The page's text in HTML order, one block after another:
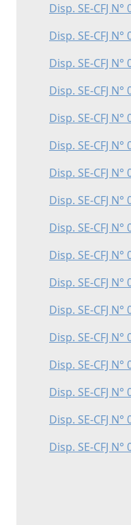
Disp. SE-CFJ N°
Disp. SE-CFJ N°
Disp. SE-CFJ N°
Disp. SE-CFJ N°
Disp. SE-CFJ N°
Disp. SE-CFJ N°
Disp. SE-CFJ N°
Disp. SE-CFJ N°
Disp. SE-CFJ N°
Disp. SE-CFJ N°
Disp. SE-CFJ N°
Disp. SE-CFJ N°
Disp. SE-CFJ N°
Disp. SE-CFJ N°
Disp. SE-CFJ N°
Disp. SE-CFJ N°
Disp. SE-CFJ N°